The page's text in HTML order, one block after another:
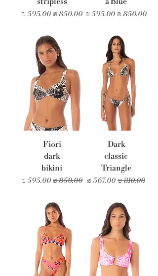
מחיר רגיל מחיר מבצע מחיר רגיל מחיר מבצע
Dark
classic
Triangle
מחיר רגיל מחיר מבצע
Fiori
dark
bikini
מחיר רגיל מחיר מבצע